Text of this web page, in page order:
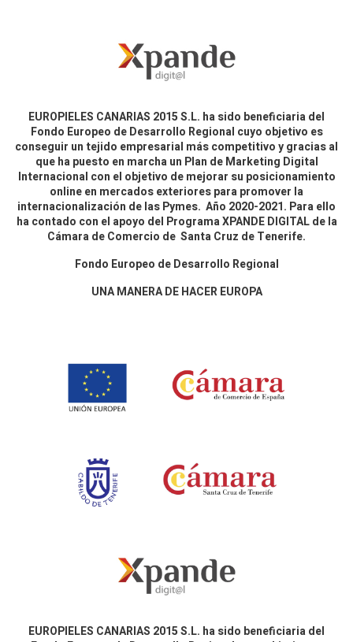
EUROPIELES CANARIAS 2015 S.L. ha sido beneficiaria del
Fondo Europeo de Desarrollo Regional cuyo objetivo es
conseguir un tejido empresarial más competitivo y gracias al
que ha puesto en marcha un Plan de Marketing Digital
Internacional con el objetivo de mejorar su posicionamiento
online en mercados exteriores para promover la
internacionalización de las Pymes. Año 2020-2021. Para ello
ha contado con el apoyo del Programa XPANDE DIGITAL de la
Cámara de Comercio de Santa Cruz de Tenerife.
Fondo Europeo de Desarrollo Regional
UNA MANERA DE HACER EUROPA
EUROPIELES CANARIAS 2015 S.L. ha sido beneficiaria del